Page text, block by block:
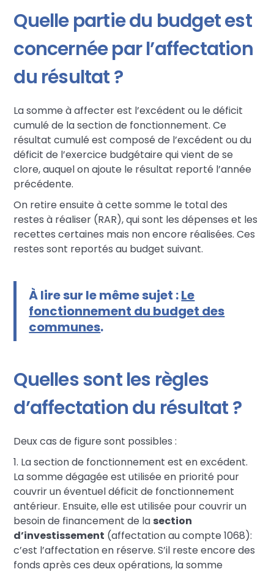
Quelle partie du budget est
concernée par l’affectation
du résultat ?
La somme à affecter est l’excédent ou le déficit
cumulé de la section de fonctionnement. Ce
résultat cumulé est composé de l’excédent ou du
déficit de l’exercice budgétaire qui vient de se
clore, auquel on ajoute le résultat reporté l’année
précédente.
On retire ensuite à cette somme le total des
restes à réaliser (RAR), qui sont les dépenses et les
recettes certaines mais non encore réalisées. Ces
restes sont reportés au budget suivant.
À lire sur le même sujet :Le
fonctionnement du budget des
communes.
Quelles sont les règles
d’affectation du résultat ?
Deux cas de figure sont possibles :
1. La section de fonctionnement est en excédent.
La somme dégagée est utilisée en priorité pour
couvrir un éventuel déficit de fonctionnement
antérieur. Ensuite, elle est utilisée pour couvrir un
besoin de financement de la section
d’investissement (affectation au compte 1068):
c’est l’affectation en réserve. S’il reste encore des
fonds après ces deux opérations, la somme